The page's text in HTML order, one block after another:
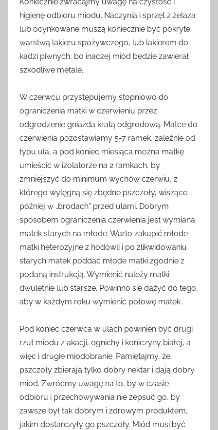
Koniecznie zwracajmy uwagę na czystość i
higienę odbioru miodu. Naczynia i sprzęt z żelaza
lub ocynkowane muszą koniecznie być pokryte
warstwą lakieru spożywczego, lub lakierem do
kadzi piwnych, bo inaczej miód będzie zawierał
szkodliwe metale.
W czerwcu przystępujemy stopniowo do
ograniczenia matki w czerwieniu przez
odgrodzenie gniazda kratą odgrodową. Matce do
czerwienia pozostawiamy 5-7 ramek, zależnie od
typu ula, a pod koniec miesiąca można matkę
umieścić w izolatorze na 2 ramkach, by
zmniejszyć do minimum wychów czerwiu, z
którego wylęgną się zbędne pszczoły, wiszące
później w „brodach” przed ulami. Dobrym
sposobem ograniczenia czerwienia jest wymiana
matek starych na młode. Warto zakupić młode
matki heterozyjne z hodowli i po zlikwidowaniu
starych matek poddać młode matki zgodnie z
podaną instrukcją. Wymienić należy matki
dwuletnie lub starsze. Powinno się dążyć do tego,
aby w każdym roku wymienić połowę matek.
Pod koniec czerwca w ulach powinien być drugi
rzut miodu z akacji, ognichy i koniczyny białej, a
więc i drugie miodobranie. Pamiętajmy, że
pszczoły zbierają tylko dobry nektar i dają dobry
miód. Zwróćmy uwagę na to, by w czasie
odbioru i przechowywania nie zepsuć go, by
zawsze był tak dobrym i zdrowym produktem,
jakim dostarczyły go pszczoły. Miód musi być